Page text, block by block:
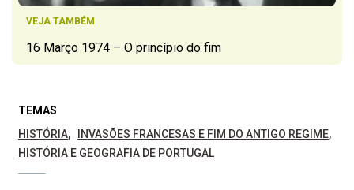
VEJA TAMBÉM
16 Março 1974 – O princípio do fim
TEMAS
HISTÓRIA
INVASÕES FRANCESAS E FIM DO ANTIGO REGIME
HISTÓRIA E GEOGRAFIA DE PORTUGAL